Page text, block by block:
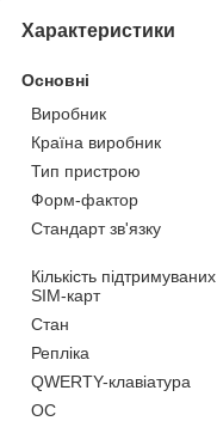
Характеристики
Основні
Виробник
Країна виробник
Тип пристрою
Форм-фактор
Стандарт зв'язку
Кількість підтримуваних
SIM-карт
Стан
Репліка
QWERTY-клавіатура
ОС